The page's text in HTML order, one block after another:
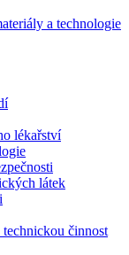
a technologie
lékařství
látek
činnost